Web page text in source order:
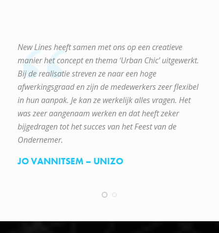
“
New Lines heeft samen met ons op een creatieve
manier het concept en thema ‘Urban Chic’ uitgewerkt.
Bij de realisatie streven ze naar een hoge
afwerkingsgraad en zijn de medewerkers zeer flexibel
in hun aanpak. Je kan ze werkelijk alles vragen. Het
was zeer aangenaam werken en dat heeft zeker
bijgedragen tot het succes van het Feest van de
Ondernemer.
JO VANNITSEM – UNIZO